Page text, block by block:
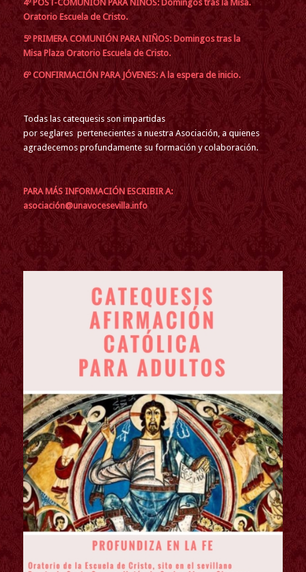
4º POST-COMUNIÓN PARA NIÑOS: Domingos tras la Misa.
Oratorio Escuela de Cristo.
5º PRIMERA COMUNIÓN PARA NIÑOS: Domingos tras la
Misa Plaza Oratorio Escuela de Cristo.
6º CONFIRMACIÓN PARA JÓVENES: A la espera de inicio.
Todas las catequesis son impartidas
por seglares pertenecientes a nuestra Asociación, a quienes
agradecemos profundamente su formación y colaboración.
PARA MÁS INFORMACIÓN ESCRIBIR A:
asociación@unavocesevilla.info